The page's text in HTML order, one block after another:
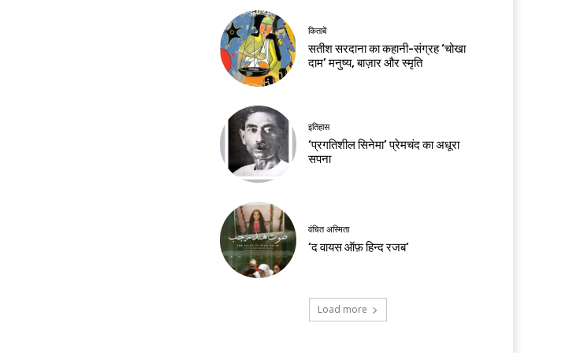
किताबें
सतीश सरदाना का कहानी-संग्रह ‘चोखा
दाम’ मनुष्य, बाज़ार और स्मृति
इतिहास
‘प्रगतिशील सिनेमा’ प्रेमचंद का अधूरा
सपना
वंचित अस्मिता
‘द वायस ऑफ़ हिन्द रजब’
Load more